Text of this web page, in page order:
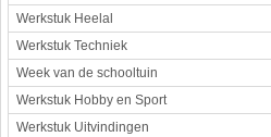
Werkstuk Heelal
Werkstuk Techniek
Week van de schooltuin
Werkstuk Hobby en Sport
Werkstuk Uitvindingen